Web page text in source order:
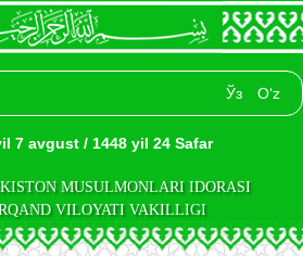
Ўз O‘z
7 avgust / 1448 yil 24 Safar
MUSULMONLARI IDORASI
VILOYATI VAKILLIGI